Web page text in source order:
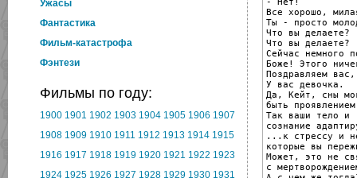
Ужасы
Фантастика
Фильм-катастрофа
Фэнтези
Фильмы по году:
1900 1901 1902 1903 1904 1905 1906 1907
1908 1909 1910 1911 1912 1913 1914 1915
1916 1917 1918 1919 1920 1921 1922 1923
1924 1925 1926 1927 1928 1929 1930 1931
Все хорошо,
Ты - просто
Что вы делаете?
Что вы делаете?
Сейчас немного
Боже! Этого
Поздравляем
У вас девочка.
Да, Кейт, сны
быть
Так ваши тело и
сознание
...к стрессу и
которые вы
Может, это не
с